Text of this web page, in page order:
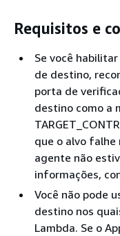
Requisitos e
Se você
de destino,
porta de
destino como a
que o alvo falhe
agente não
informações,
Você não pode
destino nos
Lambda. Se o